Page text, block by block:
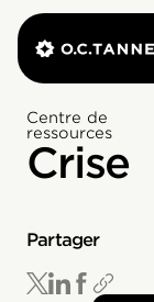
Centre de
ressources
Crise
Partager